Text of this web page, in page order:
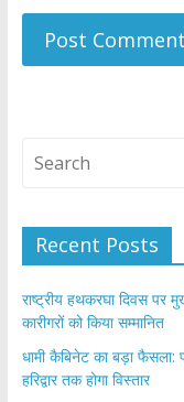
Recent Posts
राष्ट्रीय हथकरघा दिवस पर
कारीगरों को किया सम्मानित
​धामी कैबिनेट का बड़ा
हरिद्वार तक होगा विस्तार